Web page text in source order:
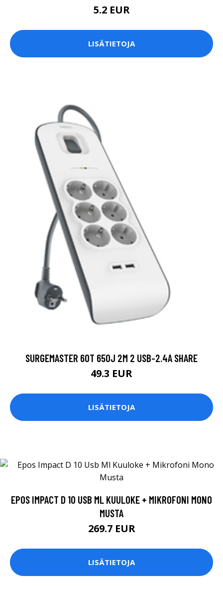
5.2 EUR
LISÄTIETOJA
SURGEMASTER 6OT 650J 2M 2 USB-2.4A SHARE
49.3 EUR
LISÄTIETOJA
EPOS IMPACT D 10 USB ML KUULOKE + MIKROFONI MONO
MUSTA
269.7 EUR
LISÄTIETOJA